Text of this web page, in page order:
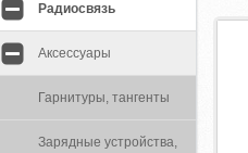
Радиосвязь
Аксессуары
Гарнитуры, тангенты
Зарядные устройства,